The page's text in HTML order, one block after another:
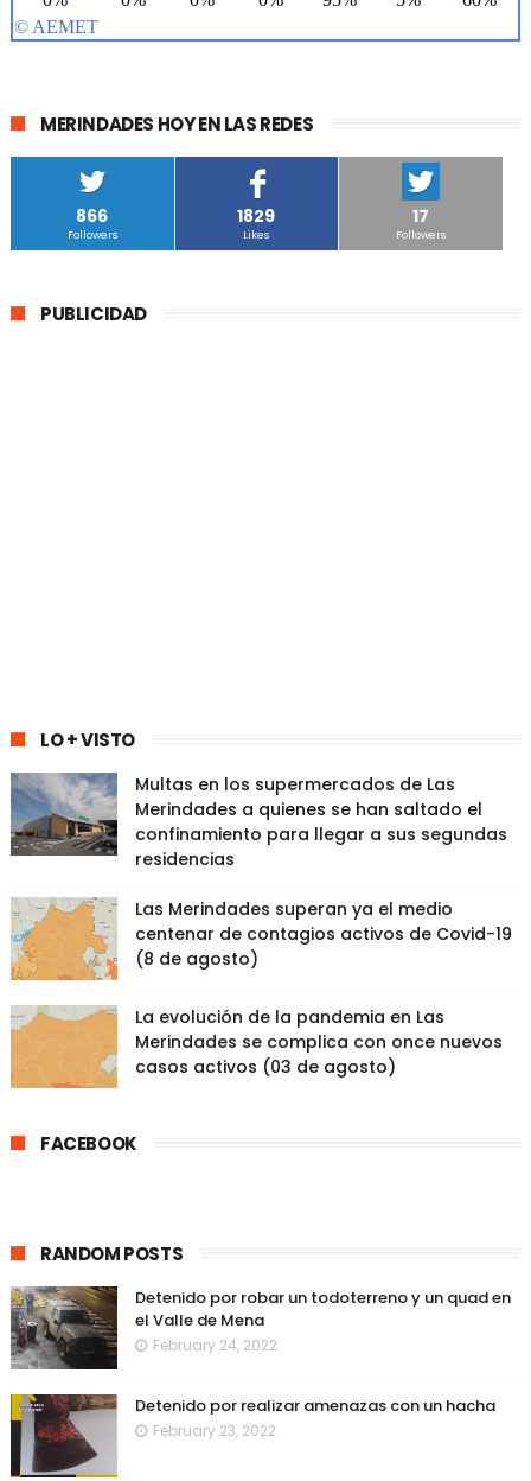
MERINDADES HOY EN LAS REDES
866
Followers
1829
Likes
17
Followers
PUBLICIDAD
LO + VISTO
Multas en los supermercados de Las
Merindades a quienes se han saltado el
confinamiento para llegar a sus segundas
residencias
Las Merindades superan ya el medio
centenar de contagios activos de Covid-19
(8 de agosto)
La evolución de la pandemia en Las
Merindades se complica con once nuevos
casos activos (03 de agosto)
FACEBOOK
RANDOM POSTS
Detenido por robar un todoterreno y un quad en
el Valle de Mena
February 24, 2022
Detenido por realizar amenazas con un hacha
February 23, 2022